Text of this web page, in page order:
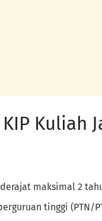
Kuliah
maksimal 2
tinggi (PTN/